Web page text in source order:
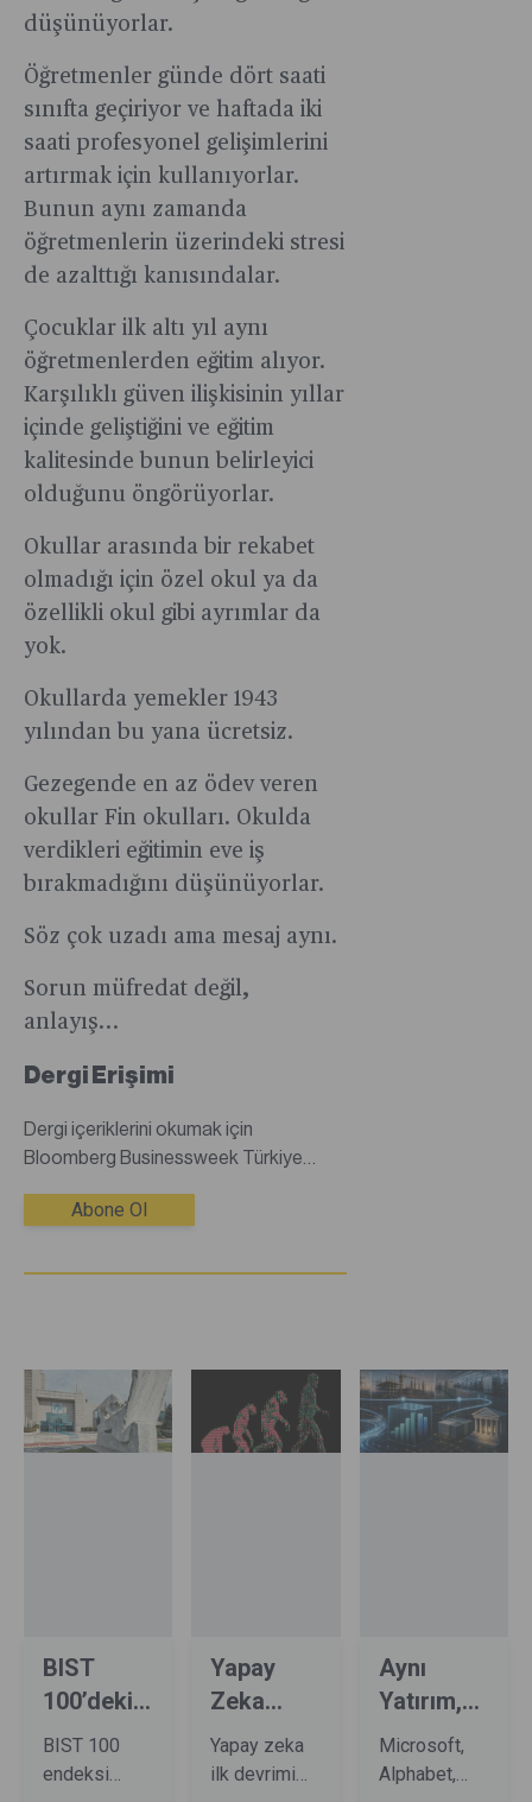
düşünüyorlar.
Öğretmenler günde dört saati
sınıfta geçiriyor ve haftada iki
saati profesyonel gelişimlerini
artırmak için kullanıyorlar.
Bunun aynı zamanda
öğretmenlerin üzerindeki stresi
de azalttığı kanısındalar.
Çocuklar ilk altı yıl aynı
öğretmenlerden eğitim alıyor.
Karşılıklı güven ilişkisinin yıllar
içinde geliştiğini ve eğitim
kalitesinde bunun belirleyici
olduğunu öngörüyorlar.
Okullar arasında bir rekabet
olmadığı için özel okul ya da
özellikli okul gibi ayrımlar da
yok.
Okullarda yemekler 1943
yılından bu yana ücretsiz.
Gezegende en az ödev veren
okullar Fin okulları. Okulda
verdikleri eğitimin eve iş
bırakmadığını düşünüyorlar.
Söz çok uzadı ama mesaj aynı.
Sorun müfredat değil,
anlayış…
Dergi Erişimi
Dergi içeriklerini okumak için
Bloomberg Businessweek Türkiye
gerekmektedir.Abone değilseniz
içeriklerine sınırsız erişim
Abone Ol
BIST
100’deki
Hisselerin
Yüzde
BIST 100
endeksi
Yapay
Zeka
Devrimi
Kendi
Yapay zeka
ilk devrimi
Aynı
Yatırım,
Farklı
Bilançolar
Microsoft,
Alphabet,